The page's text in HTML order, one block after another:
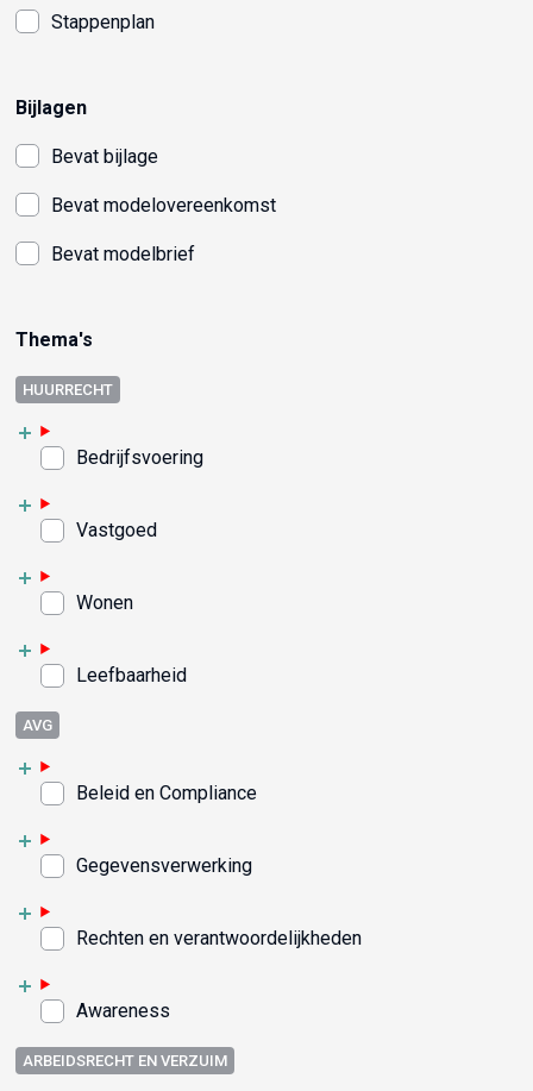
Stappenplan
Bijlagen
Bevat bijlage
Bevat modelovereenkomst
Bevat modelbrief
Thema's
HUURRECHT
Bedrijfsvoering
Vastgoed
Wonen
Leefbaarheid
AVG
Beleid en Compliance
Gegevensverwerking
Rechten en verantwoordelijkheden
Awareness
ARBEIDSRECHT EN VERZUIM